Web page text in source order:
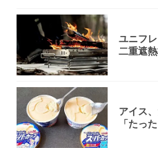
ユニフ
二重遮
アイス
「たっ